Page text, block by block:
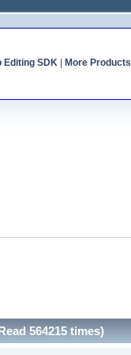
Editing SDK| More Products
564215 times)